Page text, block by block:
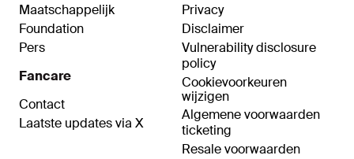
Maatschappelijk
Foundation
Pers
Fancare
Contact
Laatste updates via X
Privacy
Disclaimer
Vulnerability disclosure
policy
Cookievoorkeuren
wijzigen
Algemene voorwaarden
ticketing
Resale voorwaarden